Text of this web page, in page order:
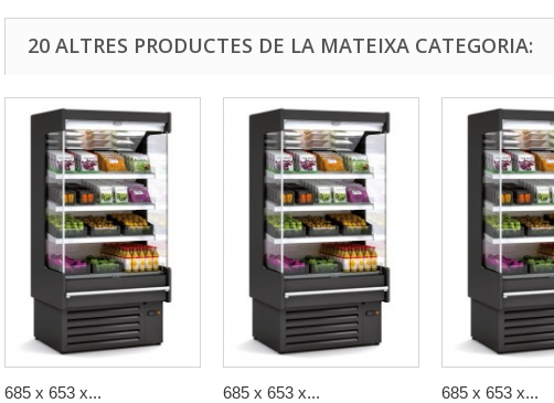
20 ALTRES PRODUCTES DE LA MATEIXA CATEGORIA:
685 x 653 x... 685 x 653 x... 685 x 653 x...